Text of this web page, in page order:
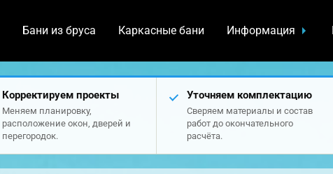
Бани из бруса Каркасные бани Информация
Корректируем проекты
Меняем планировку,
расположение окон, дверей и
перегородок.
Уточняем комплектацию
Сверяем материалы и состав
работ до окончательного
расчёта.